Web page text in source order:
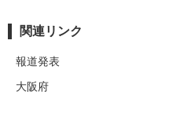
関連リンク
報道発表
大阪府